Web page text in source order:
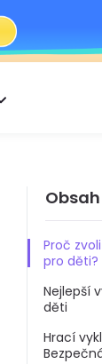
Obsah
Proč
pro děti?
Nejlepší
děti
Hrací